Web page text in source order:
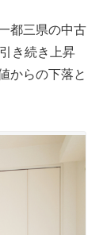
都三県の中古
き続き上昇
からの下落と